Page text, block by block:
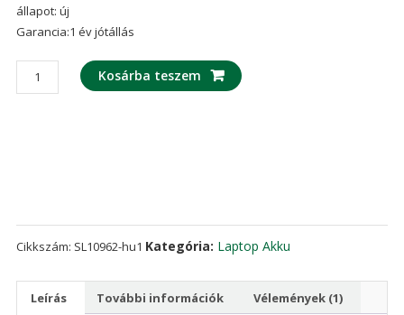
állapot: új
Garancia:1 év jótállás
laptop
akku/akkumulátor
Kosárba teszem
Cikkszám: SL10962-hu1 Kategória: Laptop Akku
Leírás További információk Vélemények (1)